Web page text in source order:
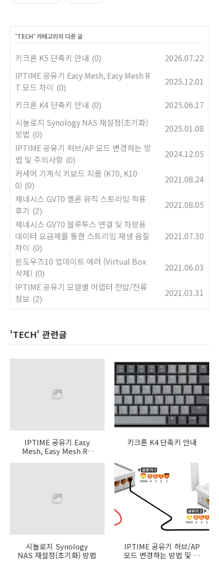
'TECH' 카테고리의 다른 글
키크론 K5 단축키 안내 (0)
2026.07.22
IPTIME 공유기 Easy Mesh, Easy Mesh R
T 모드 차이 (0)
2025.12.01
키크론 K4 단축키 안내 (0)
2025.06.17
시놀로지 Synology NAS 재설정(초기화)
방법 (0)
2025.01.08
IPTIME 공유기 허브/AP 모드 변경하는 방
법 및 주의사항 (0)
2024.12.05
커세어 기계식 키보드 지름 (K70, K10
0) (0)
2021.08.24
제네시스 GV70 멜론 뮤직 스트리밍 적용
후기 (2)
2021.08.05
제네시스 GV70 블루투스 연결 및 차량용
데이터 요금제를 통한 스트리밍 재생 음질
차이 (0)
2021.07.30
윈도우즈10 업데이트 에러 (Virtual Box
삭제) (0)
2021.06.03
IPTIME 공유기 모델별 어댑터 전압/전류
정보 (2)
2021.03.31
'TECH' 관련글
IPTIME 공유기 Easy
Mesh, Easy Mesh RT
키크론 K4 단축키 안내
시놀로지 Synology
NAS 재설정(초기화) 방법
IPTIME 공유기 허브/AP
모드 변경하는 방법 및 주